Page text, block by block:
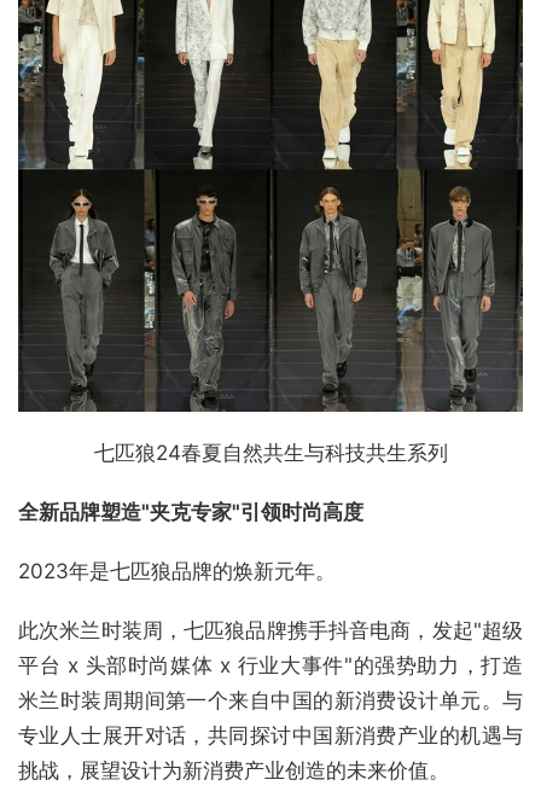
七匹狼24春夏自然共生与科技共生系列
全新品牌塑造"夹克专家"引领时尚高度
2023年是七匹狼品牌的焕新元年。
此次米兰时装周，七匹狼品牌携手抖音电商，发起"超级
平台 x 头部时尚媒体 x 行业大事件"的强势助力，打造
米兰时装周期间第一个来自中国的新消费设计单元。与
专业人士展开对话，共同探讨中国新消费产业的机遇与
挑战，展望设计为新消费产业创造的未来价值。